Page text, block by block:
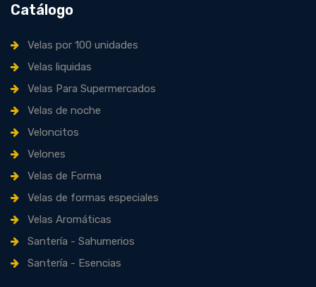
Catálogo
Velas por 100 unidades
Velas liquidas
Velas Para Supermercados
Velas de noche
Veloncitos
Velones
Velas de Forma
Velas de formas especiales
Velas Aromáticas
Santería - Sahumerios
Santería - Esencias